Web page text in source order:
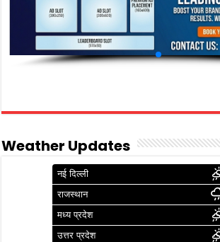
Weather Updates
नई दिल्ली
राजस्थान
मध्य प्रदेश
उत्तर प्रदेश